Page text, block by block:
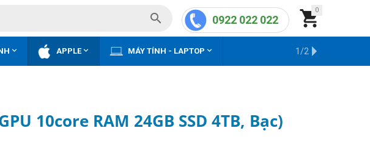
0

0922 022 022

 APPLE MÁY TÍNH - LAPTOP  KHO HÀNG CŨ
1/2
10core RAM 24GB SSD 4TB, Bạc)